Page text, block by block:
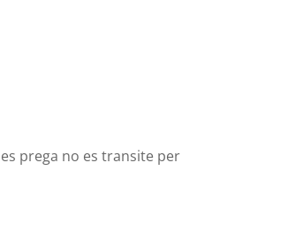
prega no es transite per